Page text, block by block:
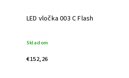
LED vločka 003 C Flash
Skladom
€152,26